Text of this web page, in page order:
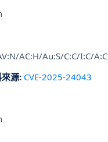
AC:H/Au:S/C:C/I:C/A:C
來源: CVE-2025-24043